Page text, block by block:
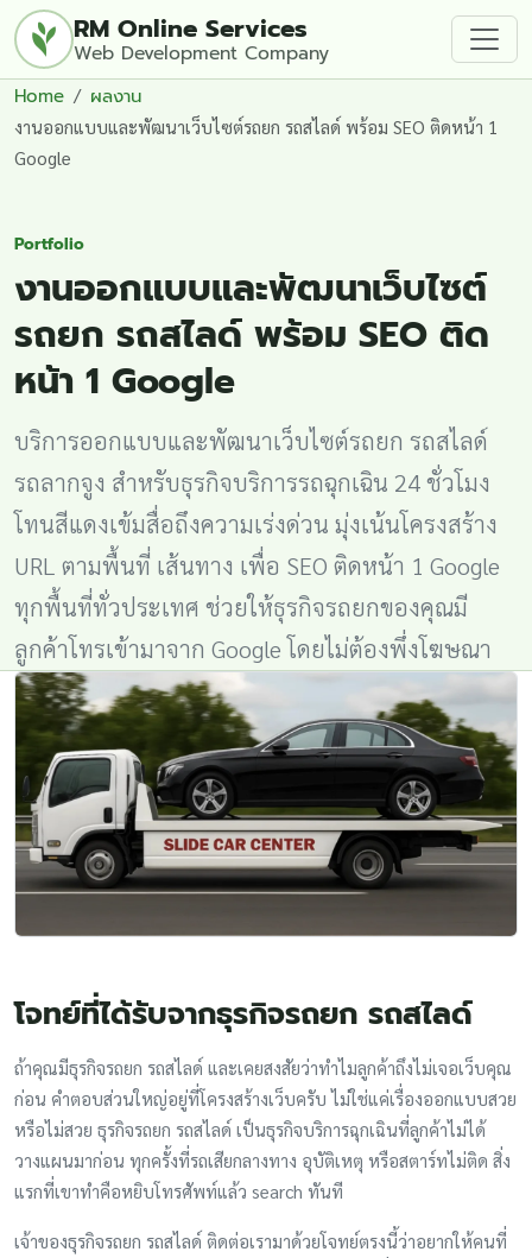
RM Online Services
Web Development Company
Home ผลงาน
งานออกแบบและพัฒนาเว็บไซต์รถยก รถสไลด์ พร้อม SEO ติดหน้า 1
Google
Portfolio
งานออกแบบและพัฒนาเว็บไซต์
รถยก รถสไลด์ พร้อม SEO ติด
หน้า 1 Google
บริการออกแบบและพัฒนาเว็บไซต์รถยก รถสไลด์
รถลากจูง สำหรับธุรกิจบริการรถฉุกเฉิน 24 ชั่วโมง
โทนสีแดงเข้มสื่อถึงความเร่งด่วน มุ่งเน้นโครงสร้าง
URL ตามพื้นที่ เส้นทาง เพื่อ SEO ติดหน้า 1 Google
ทุกพื้นที่ทั่วประเทศ ช่วยให้ธุรกิจรถยกของคุณมี
ลูกค้าโทรเข้ามาจาก Google โดยไม่ต้องพึ่งโฆษณา
โจทย์ที่ได้รับจากธุรกิจรถยก รถสไลด์
ถ้าคุณมีธุรกิจรถยก รถสไลด์ และเคยสงสัยว่าทำไมลูกค้าถึงไม่เจอเว็บคุณ
ก่อน คำตอบส่วนใหญ่อยู่ที่โครงสร้างเว็บครับ ไม่ใช่แค่เรื่องออกแบบสวย
หรือไม่สวย ธุรกิจรถยก รถสไลด์ เป็นธุรกิจบริการฉุกเฉินที่ลูกค้าไม่ได้
วางแผนมาก่อน ทุกครั้งที่รถเสียกลางทาง อุบัติเหตุ หรือสตาร์ทไม่ติด สิ่ง
แรกที่เขาทำคือหยิบโทรศัพท์แล้ว search ทันที
เจ้าของธุรกิจรถยก รถสไลด์ ติดต่อเรามาด้วยโจทย์ตรงนี้ว่าอยากให้คนที่